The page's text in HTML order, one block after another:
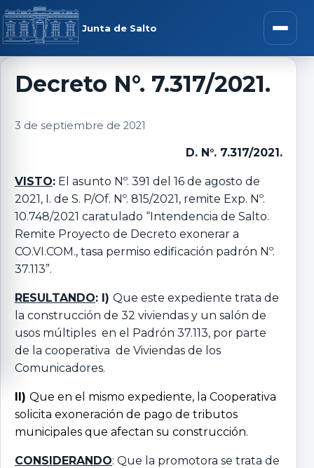
Saltar al contenido
Junta de Salto Abrir
menú
Decreto N°. 7.317/2021.
3 de septiembre de 2021
D. N°. 7.317/2021.
VISTO: El asunto Nº. 391 del 16 de agosto de
2021, I. de S. P/Of. Nº. 815/2021, remite Exp. Nº.
10.748/2021 caratulado “Intendencia de Salto.
Remite Proyecto de Decreto exonerar a
CO.VI.COM., tasa permiso edificación padrón Nº.
37.113”.
RESULTANDO: I) Que este expediente trata de
la construcción de 32 viviendas y un salón de
usos múltiples en el Padrón 37.113, por parte
de la cooperativa de Viviendas de los
Comunicadores.
II) Que en el mismo expediente, la Cooperativa
solicita exoneración de pago de tributos
municipales que afectan su construcción.
CONSIDERANDO: Que la promotora se trata de